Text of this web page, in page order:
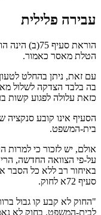
עבירה פלילית
הוראת סעיף
הטלת מאסר כאמור.
עם זאת, ניתן בהחלט
בה בלבד הצדקה לשלול
כזאת עלולה לפגוע קשות
הסעיף אינו קובע
בית-המשפט.
אולם, יש לזכור כי למרות
על-פי הצוואה החדשה,
סעיף 72א לחוק.
"החוק לא קבע קו גבול
לבית-המשפט. בחוק לא